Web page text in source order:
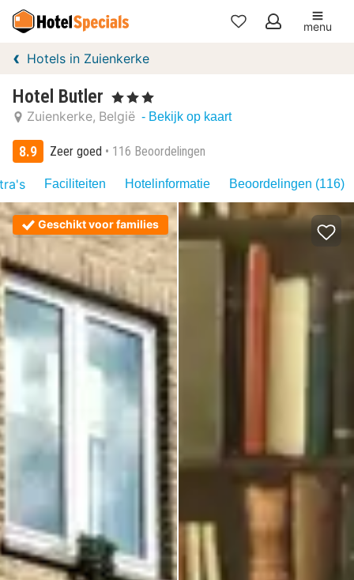
Mijn
menu
Hotels in Zuienkerke
Hotel Butler , 3 Sterren
Zuienkerke België - Bekijk op kaart
8.9 Zeer goed 116 Beoordelingen
Faciliteiten Hotelinformatie Beoordelingen (116)
Geschikt voor families